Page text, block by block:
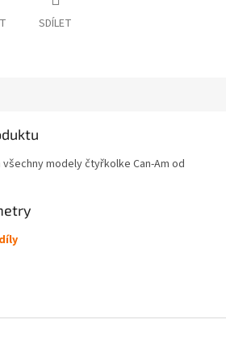
SDÍLET
modely čtyřkolke Can-Am od